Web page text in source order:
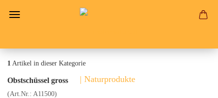
1 Artikel in dieser Kategorie
Obstschüssel gross
(Art.Nr.: A11500)